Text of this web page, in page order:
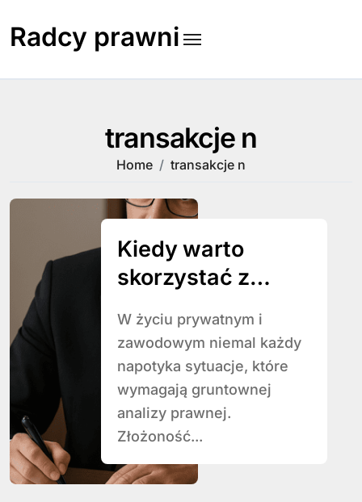
content
Radcy prawni
transakcje n
Home transakcje n
Kiedy warto
skorzystać z
prawnego
W życiu prywatnym i
zawodowym niemal każdy
napotyka sytuacje, które
wymagają gruntownej
analizy prawnej.
Złożoność...